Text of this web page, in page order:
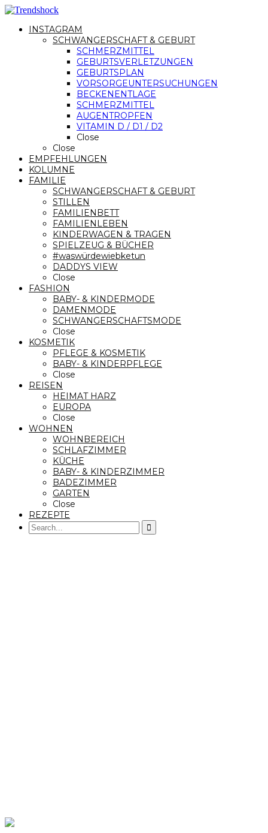
INSTAGRAM
SCHWANGERSCHAFT & GEBURT
SCHMERZMITTEL
GEBURTSVERLETZUNGEN
GEBURTSPLAN
VORSORGEUNTERSUCHUNGEN
BECKENENTLAGE
SCHMERZMITTEL
AUGENTROPFEN
VITAMIN D / D1 / D2
Close
Close
EMPFEHLUNGEN
KOLUMNE
FAMILIE
SCHWANGERSCHAFT & GEBURT
STILLEN
FAMILIENBETT
FAMILIENLEBEN
KINDERWAGEN & TRAGEN
SPIELZEUG & BÜCHER
#waswürdewiebketun
DADDYS VIEW
Close
FASHION
BABY- & KINDERMODE
DAMENMODE
SCHWANGERSCHAFTSMODE
Close
KOSMETIK
PFLEGE & KOSMETIK
BABY- & KINDERPFLEGE
Close
REISEN
HEIMAT HARZ
EUROPA
Close
WOHNEN
WOHNBEREICH
SCHLAFZIMMER
KÜCHE
BABY- & KINDERZIMMER
BADEZIMMER
GARTEN
Close
REZEPTE